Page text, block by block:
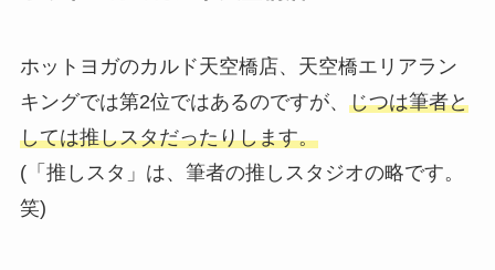
ホットヨガのカルド天空橋店、天空橋エリアラン
キングでは第2位ではあるのですが、 じつは筆者と
しては推しスタだったりします。
(「推しスタ」は、筆者の推しスタジオの略です。
笑)